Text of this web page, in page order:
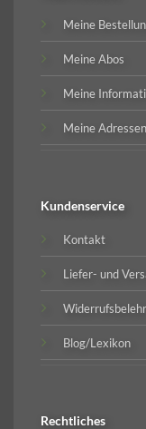
Meine
Meine Abos
Meine
Meine Adressen
Kundenservice
Kontakt
Liefer- und
Blog/Lexikon
Rechtliches